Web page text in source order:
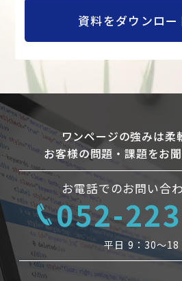
資料をダウンロー
ワンページの強みは柔
お客様の問題・課題をお
お電話でのお問い合
052-
平日 9：30〜18